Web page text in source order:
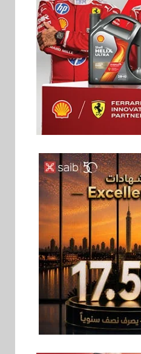
بنوك
بنك QNB مصر يعزز
جاهزية المشروعات
الصغيرة والمتوسطة
للنمو والتوسع
اخبار
فيكسد مصر و”حلول”
تتشاركان في تطوير
أول منصة للسياحة
الصحية في مصر
والشرق الأوسط
وأفريقيا Tour4Cure